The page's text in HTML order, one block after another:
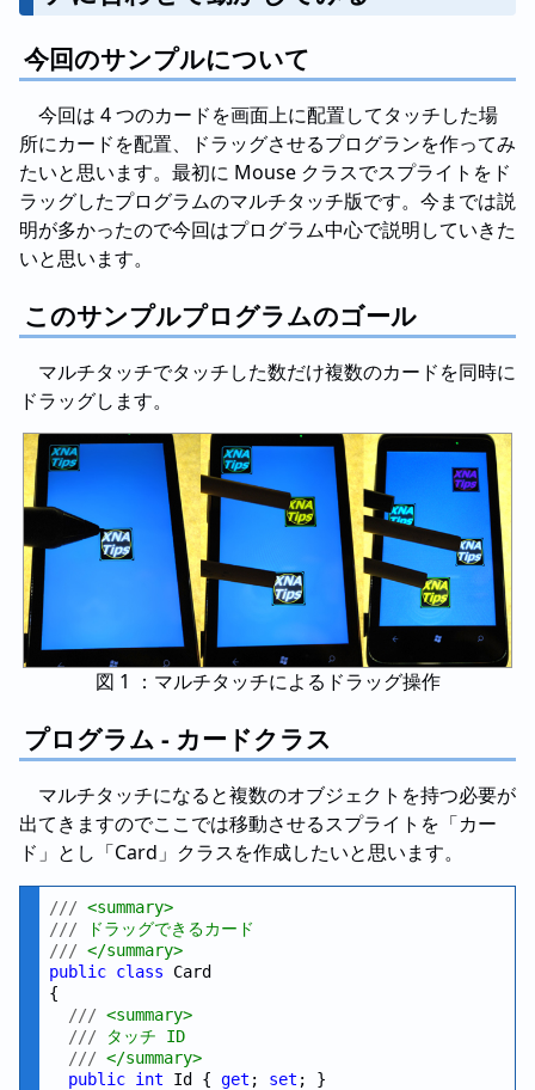
今回のサンプルについて
今回は 4 つのカードを画面上に配置してタッチした場
所にカードを配置、ドラッグさせるプログランを作ってみ
たいと思います。最初に Mouse クラスでスプライトをド
ラッグしたプログラムのマルチタッチ版です。今までは説
明が多かったので今回はプログラム中心で説明していきた
いと思います。
このサンプルプログラムのゴール
マルチタッチでタッチした数だけ複数のカードを同時に
ドラッグします。
図 1 ：マルチタッチによるドラッグ操作
プログラム - カードクラス
マルチタッチになると複数のオブジェクトを持つ必要が
出てきますのでここでは移動させるスプライトを「カー
ド」とし「Card」クラスを作成したいと思います。
/// <summary>
/// ドラッグできるカード
/// </summary>
public class Card
{
/// <summary>
/// タッチ ID
/// </summary>
public int Id { get ; set ; }